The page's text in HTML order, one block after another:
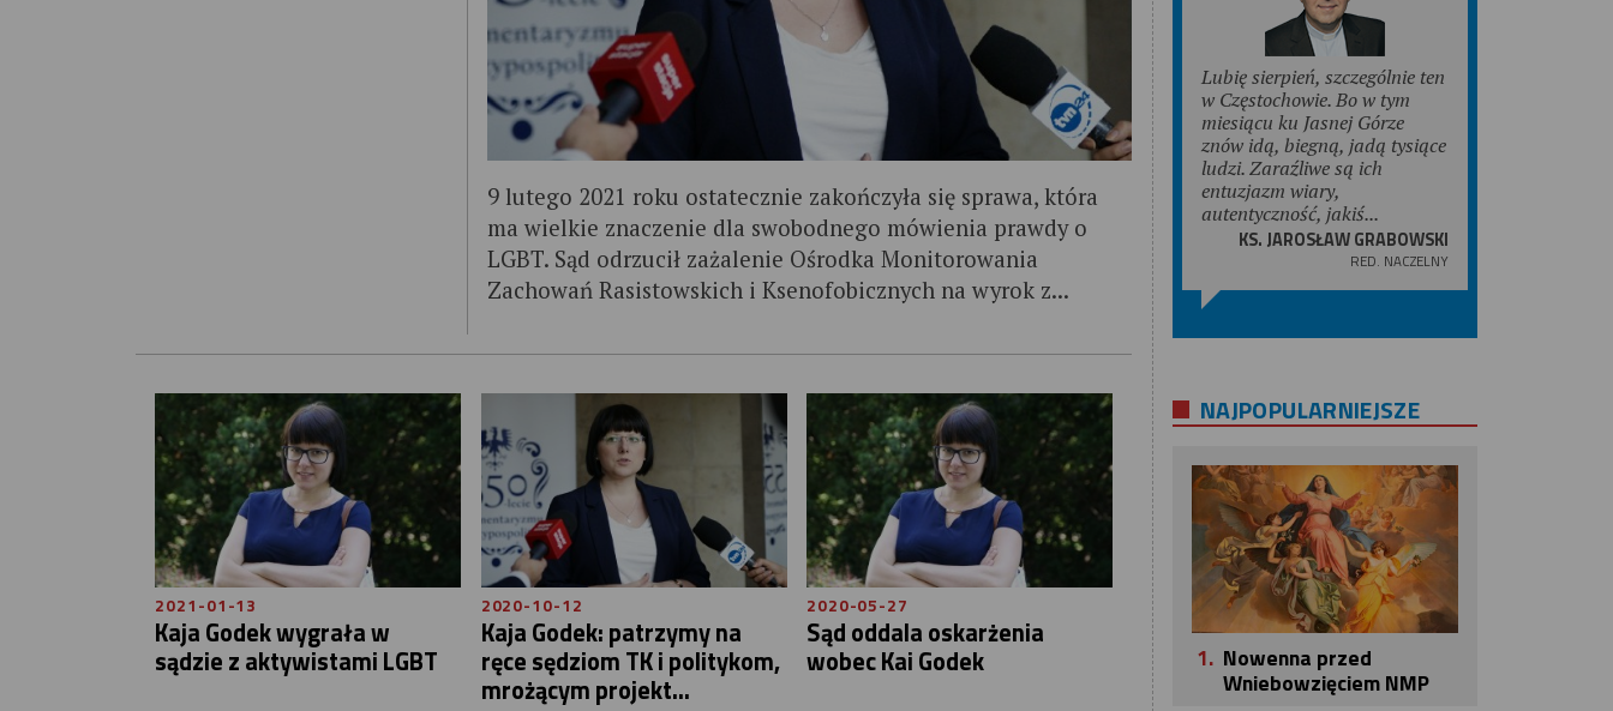
9 lutego 2021 roku ostatecznie zakończyła się sprawa, która
ma wielkie znaczenie dla swobodnego mówienia prawdy o
LGBT. Sąd odrzucił zażalenie Ośrodka Monitorowania
Zachowań Rasistowskich i Ksenofobicznych na wyrok z...
2021-01-13
Kaja Godek wygrała w
sądzie z aktywistami LGBT
2020-10-12
Kaja Godek: patrzymy na
ręce sędziom TK i politykom,
mrożącym projekt...
2020-05-27
Sąd oddala oskarżenia
wobec Kai Godek
Lubię sierpień, szczególnie ten
w Częstochowie. Bo w tym
miesiącu ku Jasnej Górze
znów idą, biegną, jadą tysiące
ludzi. Zaraźliwe są ich
entuzjazm wiary,
autentyczność, jakiś...
KS. JAROSŁAW GRABOWSKI
RED. NACZELNY
NAJPOPULARNIEJSZE
1. Nowenna przed
Wniebowzięciem NMP